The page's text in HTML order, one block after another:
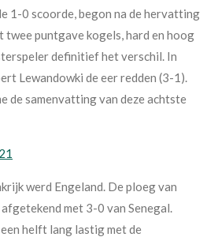
1-0 scoorde, begon na de hervatting
twee puntgave kogels, hard en hoog
definitief het verschil. In
Lewandowki de eer redden (3-1).
de samenvatting van deze achtste
werd Engeland. De ploeg van
met 3-0 van Senegal.
helft lang lastig met de